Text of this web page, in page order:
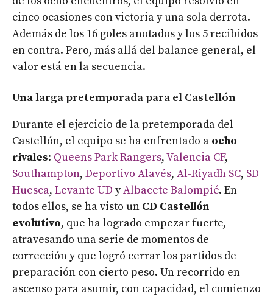
cinco ocasiones con victoria y una sola derrota.
Además de los 16 goles anotados y los 5 recibidos
en contra. Pero, más allá del balance general, el
valor está en la secuencia.
Una larga pretemporada para el Castellón
Durante el ejercicio de la pretemporada del
Castellón, el equipo se ha enfrentado a ocho
rivales: Queens Park Rangers,Valencia CF,
Southampton, Deportivo Alavés, Al-Riyadh SC, SD
Huesca, Levante UD yAlbacete Balompié. En
todos ellos, se ha visto un CD Castellón
evolutivo, que ha logrado empezar fuerte,
atravesando una serie de momentos de
corrección y que logró cerrar los partidos de
preparación con cierto peso. Un recorrido en
ascenso para asumir, con capacidad, el comienzo